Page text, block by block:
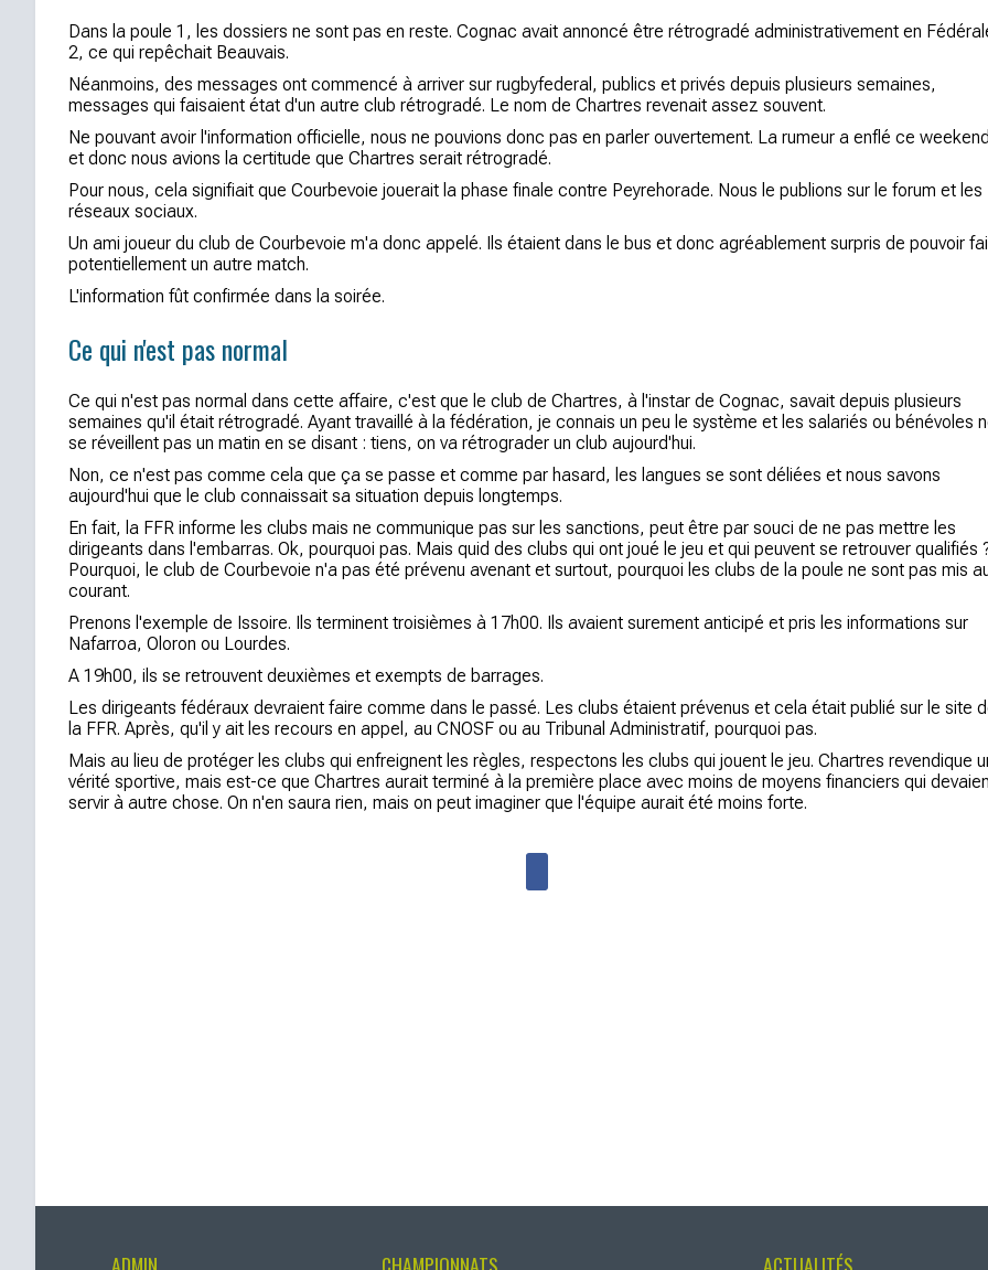
Dans la poule 1, les dossiers ne sont pas en reste. Cognac avait annoncé être rétrogradé administrativement en
2, ce qui repêchait Beauvais.
Néanmoins, des messages ont commencé à arriver sur rugbyfederal, publics et privés depuis plusieurs semaines,
messages qui faisaient état d'un autre club rétrogradé. Le nom de Chartres revenait assez souvent.
Ne pouvant avoir l'information officielle, nous ne pouvions donc pas en parler ouvertement. La rumeur a enflé ce weekend
et donc nous avions la certitude que Chartres serait rétrogradé.
Pour nous, cela signifiait que Courbevoie jouerait la phase finale contre Peyrehorade. Nous le publions sur le forum et les
réseaux sociaux.
Un ami joueur du club de Courbevoie m'a donc appelé. Ils étaient dans le bus et donc agréablement surpris de pouvoir
potentiellement un autre match.
L'information fût confirmée dans la soirée.
Ce qui n'est pas normal
Ce qui n'est pas normal dans cette affaire, c'est que le club de Chartres, à l'instar de Cognac, savait depuis plusieurs
semaines qu'il était rétrogradé. Ayant travaillé à la fédération, je connais un peu le système et les salariés ou bénévoles
se réveillent pas un matin en se disant : tiens, on va rétrograder un club aujourd'hui.
Non, ce n'est pas comme cela que ça se passe et comme par hasard, les langues se sont déliées et nous savons
aujourd'hui que le club connaissait sa situation depuis longtemps.
En fait, la FFR informe les clubs mais ne communique pas sur les sanctions, peut être par souci de ne pas mettre les
dirigeants dans l'embarras. Ok, pourquoi pas. Mais quid des clubs qui ont joué le jeu et qui peuvent se retrouver qualifiés
Pourquoi, le club de Courbevoie n'a pas été prévenu avenant et surtout, pourquoi les clubs de la poule ne sont pas mis
courant.
Prenons l'exemple de Issoire. Ils terminent troisièmes à 17h00. Ils avaient surement anticipé et pris les informations sur
Nafarroa, Oloron ou Lourdes.
A 19h00, ils se retrouvent deuxièmes et exempts de barrages.
Les dirigeants fédéraux devraient faire comme dans le passé. Les clubs étaient prévenus et cela était publié sur le site
la FFR. Après, qu'il y ait les recours en appel, au CNOSF ou au Tribunal Administratif, pourquoi pas.
Mais au lieu de protéger les clubs qui enfreignent les règles, respectons les clubs qui jouent le jeu. Chartres revendique
vérité sportive, mais est-ce que Chartres aurait terminé à la première place avec moins de moyens financiers qui
servir à autre chose. On n'en saura rien, mais on peut imaginer que l'équipe aurait été moins forte.